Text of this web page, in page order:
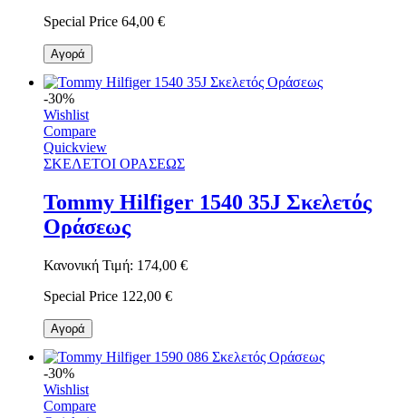
Special Price 64,00 €
Αγορά
-30%
Wishlist
Compare
Quickview
ΣΚΕΛΕΤΟΙ ΟΡΑΣΕΩΣ
Tommy Hilfiger 1540 35J Σκελετός
Οράσεως
Κανονική Τιμή: 174,00 €
Special Price 122,00 €
Αγορά
-30%
Wishlist
Compare